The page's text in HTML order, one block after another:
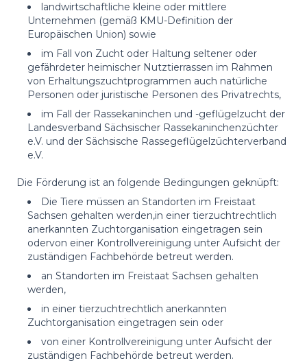
landwirtschaftliche kleine oder mittlere
Unternehmen (gemäß KMU-Definition der
Europäischen Union) sowie
im Fall von Zucht oder Haltung seltener oder
gefährdeter heimischer Nutztierrassen im Rahmen
von Erhaltungszuchtprogrammen auch natürliche
Personen oder juristische Personen des Privatrechts,
im Fall der Rassekaninchen und -geflügelzucht der
Landesverband Sächsischer Rassekaninchenzüchter
e.V. und der Sächsische Rassegeflügelzüchterverband
e.V.
Die Förderung ist an folgende Bedingungen geknüpft:
Die Tiere müssen an Standorten im Freistaat
Sachsen gehalten werden,in einer tierzuchtrechtlich
anerkannten Zuchtorganisation eingetragen sein
odervon einer Kontrollvereinigung unter Aufsicht der
zuständigen Fachbehörde betreut werden.
an Standorten im Freistaat Sachsen gehalten
werden,
in einer tierzuchtrechtlich anerkannten
Zuchtorganisation eingetragen sein oder
von einer Kontrollvereinigung unter Aufsicht der
zuständigen Fachbehörde betreut werden.